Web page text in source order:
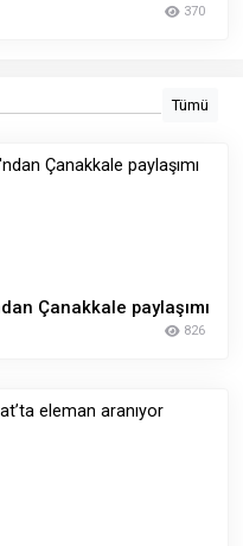
370
Tümü
Çanakkale paylaşımı
826